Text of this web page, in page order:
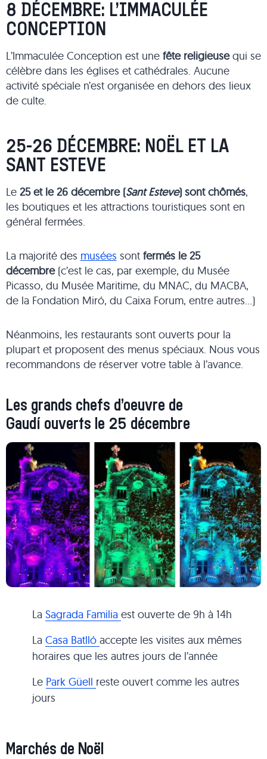
8 DÉCEMBRE: L’IMMACULÉE
CONCEPTION
L’Immaculée Conception est une fête religieusequi se
célèbre dans les églises et cathédrales. Aucune
activité spéciale n’est organisée en dehors des lieux
de culte.
25-26 DÉCEMBRE: NOËL ET LA
SANT ESTEVE
Le25 et le 26 décembre (Sant Esteve) sont chômés,
les boutiques et les attractions touristiques sont en
général fermées.
La majorité des musées sont fermés le 25
décembre(c’est le cas, par exemple, du Musée
Picasso, du Musée Maritime, du MNAC, du MACBA,
de la Fondation Miró, du Caixa Forum, entre autres…)
Néanmoins, les restaurants sont ouverts pour la
plupart et proposent des menus spéciaux. Nous vous
recommandons de réserver votre table à l’avance.
Les grands chefs d’oeuvre de
Gaudí ouverts le 25 décembre
LaSagrada Familiaest ouverte de 9h à 14h
LaCasa Batllóaccepte les visites aux mêmes
horaires que les autres jours de l’année
Le Park Güell reste ouvert comme les autres
jours
Marchés de Noël